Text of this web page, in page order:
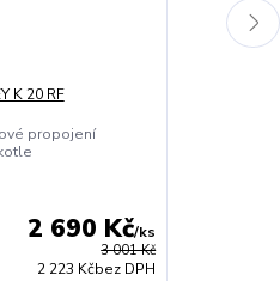
K 20 RF
propojení
3 001 Kč
2 690 Kč/ks
2 223 Kčbez DPH